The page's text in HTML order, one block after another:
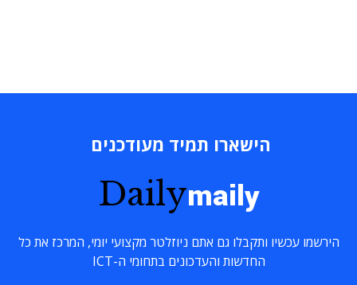
הישארו תמיד מעודכנים
Dailymaily
הירשמו עכשיו ותקבלו גם אתם ניוזלטר מקצועי יומי, המרכז את כל
החדשות והעדכונים בתחומי ה-ICT